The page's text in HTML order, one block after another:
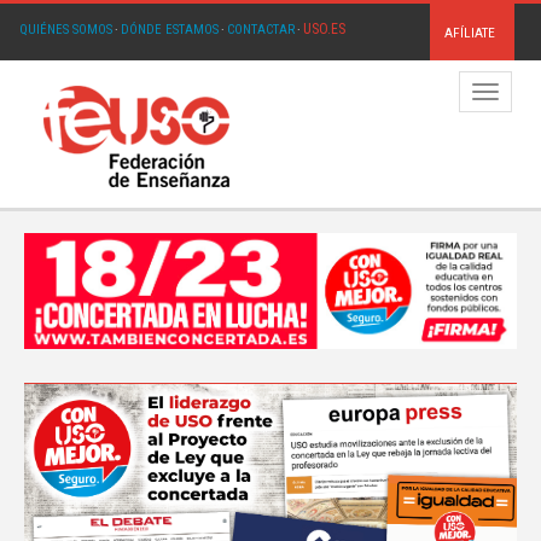
QUIÉNES SOMOS· DÓNDE ESTAMOS· CONTACTAR· USO.ES AFÍLIATE
Menú